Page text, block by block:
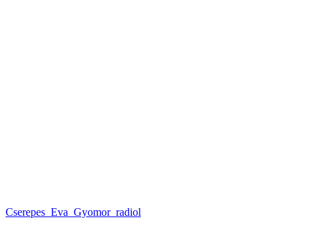
Cserepes_Eva_Gyomor_radiol